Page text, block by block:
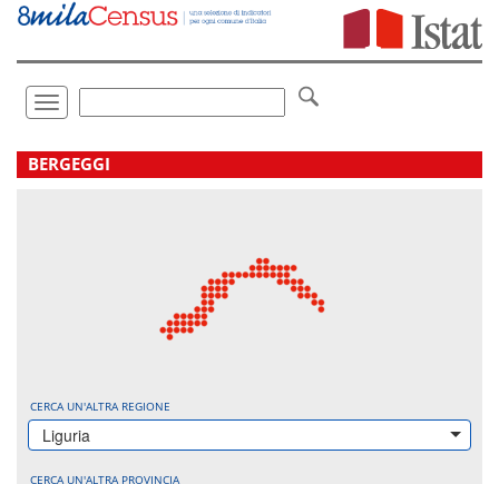
Vai
direttamente
Toggle
navigation
.
BERGEGGI
CERCA UN'ALTRA REGIONE
Liguria
CERCA UN'ALTRA PROVINCIA